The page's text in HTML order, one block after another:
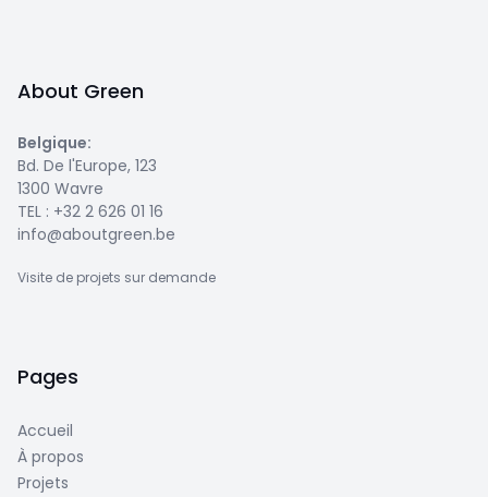
About Green
Belgique:
Bd. De l'Europe, 123
1300 Wavre
TEL : +32 2 626 01 16
info@aboutgreen.be
Visite de projets sur demande
Pages
Accueil
À propos
Projets